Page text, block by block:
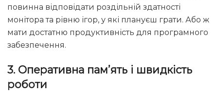
повинна відповідати роздільній здатності
монітора та рівню ігор, у які плануєш грати. Або ж
мати достатню продуктивність для програмного
забезпечення.
3. Оперативна пам’ять і швидкість
роботи